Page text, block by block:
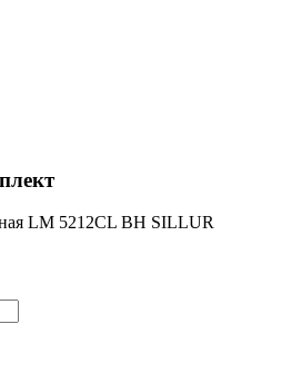
LM 5212CL BH SILLUR